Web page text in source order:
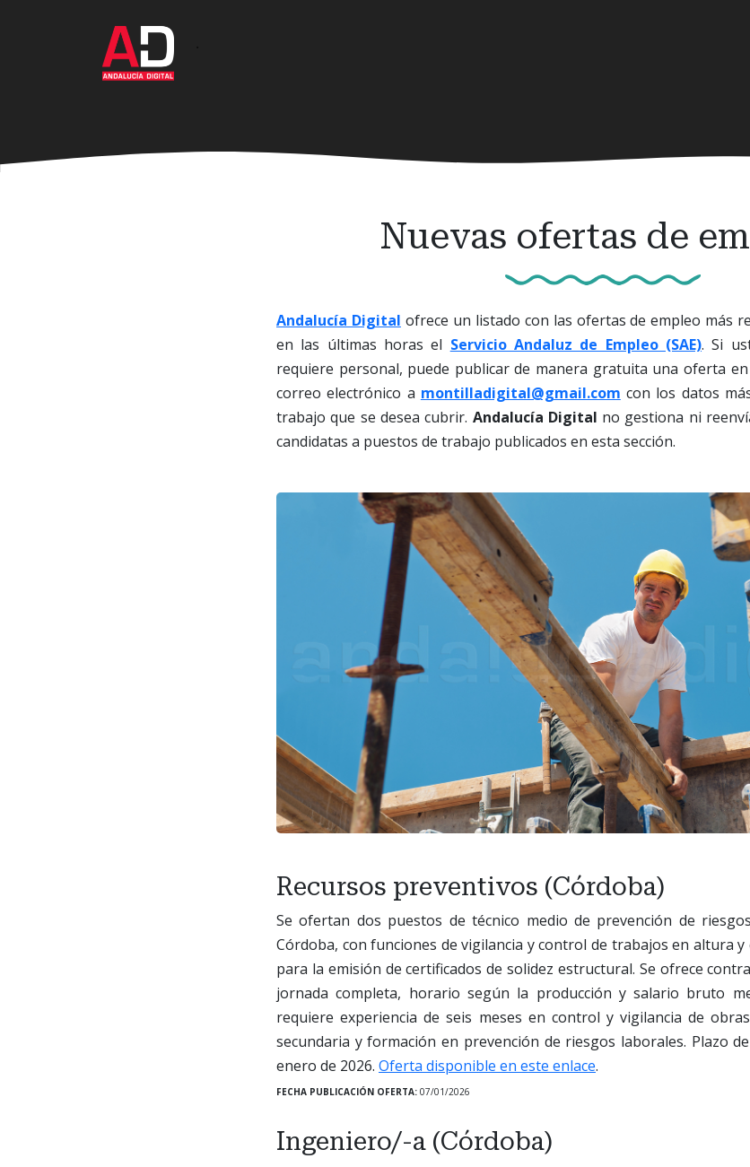
Nuevas ofertas de
Andalucía Digital ofrece un listado con las ofertas de empleo más
en las últimas horas el Servicio Andaluz de Empleo (SAE). Si
requiere personal, puede publicar de manera gratuita una oferta
correo electrónico a montilladigital@gmail.com con los datos
trabajo que se desea cubrir. Andalucía Digital no gestiona ni
candidatas a puestos de trabajo publicados en esta sección.
Recursos preventivos (Córdoba)
Se ofertan dos puestos de técnico medio de prevención de
Córdoba, con funciones de vigilancia y control de trabajos en altura
para la emisión de certificados de solidez estructural. Se ofrece
jornada completa, horario según la producción y salario bruto
requiere experiencia de seis meses en control y vigilancia de
secundaria y formación en prevención de riesgos laborales. Plazo
enero de 2026. Oferta disponible en este enlace.
FECHA PUBLICACIÓN OFERTA: 07/01/2026
Ingeniero/-a (Córdoba)